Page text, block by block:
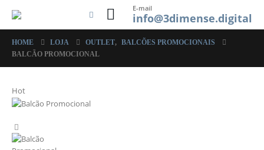
E-mail
info@3dimense.digital
HOME LOJA OUTLET, BALCÕES PROMOCIONAIS
BALCÃO PROMOCIONAL
Hot